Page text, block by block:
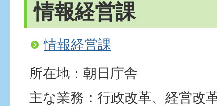
情報経営課
情報経営課
所在地：朝日庁舎
主な業務：行政改革、経営改